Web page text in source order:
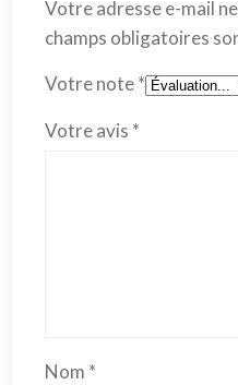
Votre adresse e-mail
champs obligatoires
Votre note*
Votre avis *
Nom *